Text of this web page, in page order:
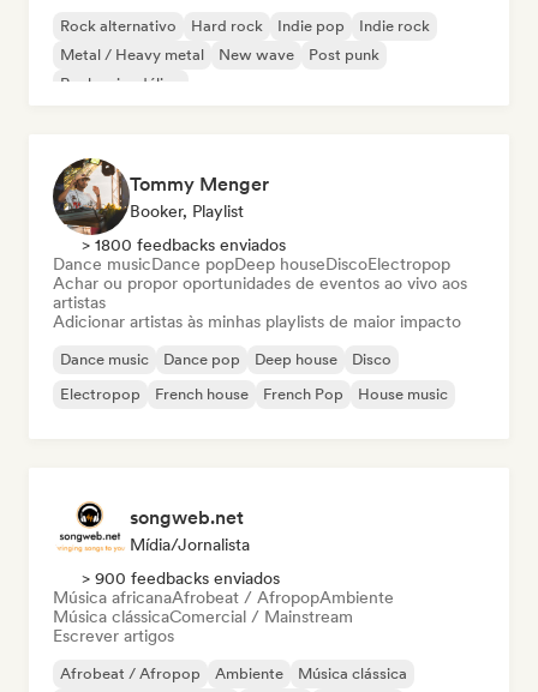
Rock alternativo Hard rock Indie pop
Indie rock
Metal / Heavy metal
New wave
Post punk
Rock psicodélico
Tommy Menger
Booker, Playlist
> 1800 feedbacks enviados
Dance musicDance popDeep houseDiscoElectropop
Achar ou propor oportunidades de eventos ao vivo aos
artistas
Adicionar artistas às minhas playlists de maior impacto
Dance music Dance pop Deep house
Disco
Electropop
French house French Pop House music
songweb.net
Mídia/Jornalista
> 900 feedbacks enviados
Música africanaAfrobeat / AfropopAmbiente
Música clássicaComercial / Mainstream
Escrever artigos
Afrobeat / Afropop Ambiente
Música clássica